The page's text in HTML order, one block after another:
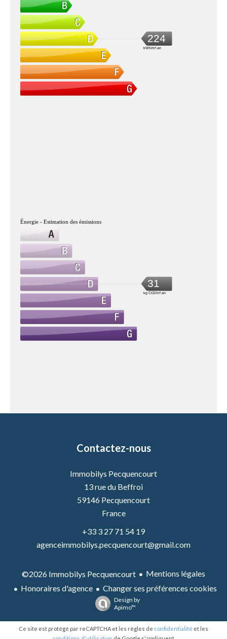
224
kWh/m².an
Énergie - Estimation des émissions
31
kg CO2/m².an
Contactez-nous
Immobilys Pecquencourt
13 rue du Beffroi
59146 Pecquencourt
France
+33 3 27 71 54 19
agenceimmobilys.pecquencourt@gmail.com
©2026 Immobilys Pecquencourt
Mentions légales
Honoraires d'agence
Changer ses préférences cookies
Design by
Apimo™
Ce site est protégé par reCAPTCHA et les règles de confidentialité et les